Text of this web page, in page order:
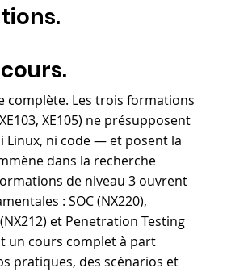
complète. Les trois formations
XE105) ne présupposent
Linux, ni code — et posent la
dans la recherche
de niveau 3 ouvrent
: SOC (NX220),
et Penetration Testing
un cours complet à part
pratiques, des scénarios et